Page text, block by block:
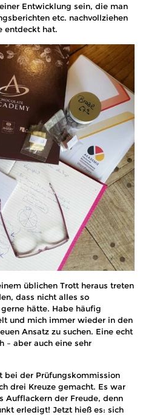
Entwicklung sein, die man
etc. nachvollziehen
entdeckt hat.
üblichen Trott heraus treten
dass nicht alles so
hätte. Habe häufig
und mich immer wieder in den
Ansatz zu suchen. Eine echt
– aber auch eine sehr
bei der Prüfungskommission
drei Kreuze gemacht. Es war
Aufflackern der Freude, denn
erledigt! Jetzt hieß es: sich